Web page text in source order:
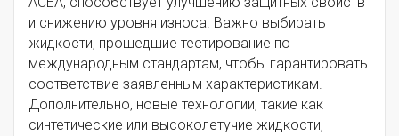
и снижению уровня износа. Важно выбирать
жидкости, прошедшие тестирование по
международным стандартам, чтобы гарантировать
соответствие заявленным характеристикам.
Дополнительно, новые технологии, такие как
синтетические или высоколетучие жидкости,